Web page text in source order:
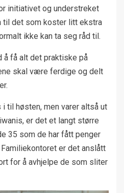
initiativet og understreket
til det som koster litt ekstra
ikke kan ta seg råd til.
å få alt det praktiske på
skal være ferdige og delt
til høsten, men varer altså ut
er det et langt større
35 som de har fått penger
er det anslått
for å avhjelpe de som sliter